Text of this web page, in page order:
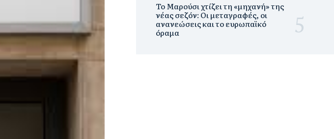
Το Μαρούσι χτίζει τη «μηχανή» της
νέας σεζόν: Οι μεταγραφές, οι
ανανεώσεις και το ευρωπαϊκό
όραμα